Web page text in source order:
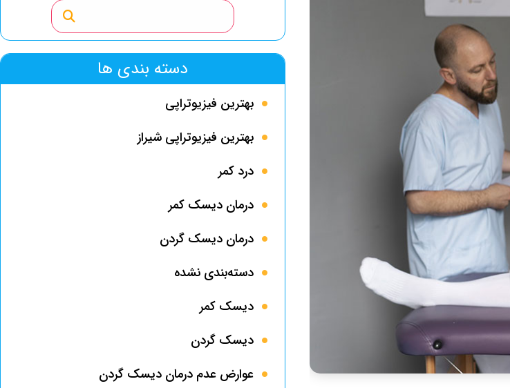
دسته بندی ها
بهترین فیزیوتراپی
بهترین فیزیوتراپی شیراز
درد کمر
درمان دیسک کمر
درمان دیسک گردن
دسته‌بندی نشده
دیسک کمر
دیسک گردن
عوارض عدم درمان دیسک گردن